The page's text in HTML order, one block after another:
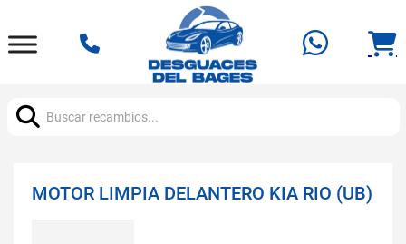
MOTOR LIMPIA DELANTERO KIA RIO (UB)